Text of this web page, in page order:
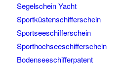
Segelschein Yacht
Sportküstenschifferschein
Sportseeschifferschein
Sporthochseeschifferschein
Bodenseeschifferpatent